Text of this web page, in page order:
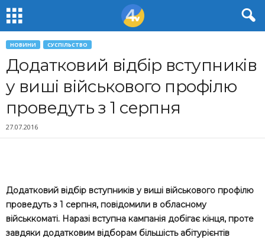
НОВИНИ СУСПІЛЬСТВО
Додатковий відбір вступників
у виші військового профілю
проведуть з 1 серпня
27.07.2016
Додатковий відбір вступників у виші військового профілю
проведуть з 1 серпня, повідомили в обласному
військкоматі. Наразі вступна кампанія добігає кінця, проте
завдяки додатковим відборам більшість абітурієнтів